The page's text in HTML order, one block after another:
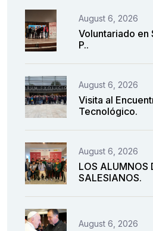
August 6, 2026
Voluntariado en
P..
August 6, 2026
Visita al
Tecnológico.
August 6, 2026
LOS ALUMNOS
SALESIANOS.
August 6, 2026